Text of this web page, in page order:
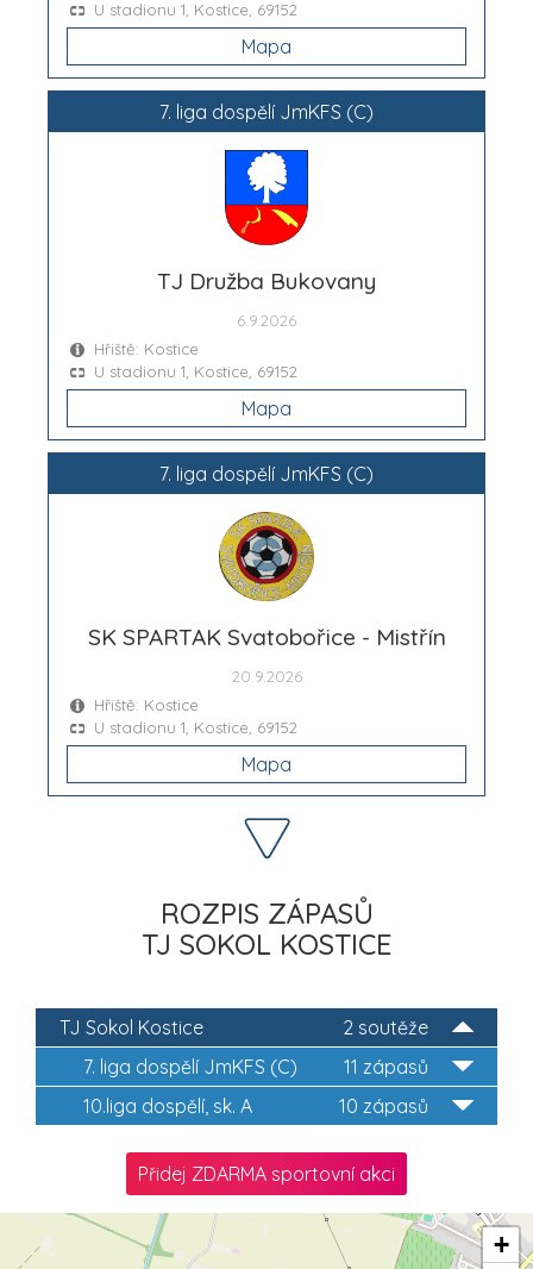
U stadionu 1, Kostice, 69152
Mapa
7. liga dospělí JmKFS (C)
TJ Družba Bukovany
6.9.2026
Hřiště: Kostice
U stadionu 1, Kostice, 69152
Mapa
7. liga dospělí JmKFS (C)
SK SPARTAK Svatobořice - Mistřín
20.9.2026
Hřiště: Kostice
U stadionu 1, Kostice, 69152
Mapa
ROZPIS ZÁPASŮ
TJ SOKOL KOSTICE
2 soutěže
TJ Sokol Kostice
11 zápasů
7. liga dospělí JmKFS (C)
10 zápasů
10.liga dospělí, sk. A
Přidej ZDARMA sportovní akci
+